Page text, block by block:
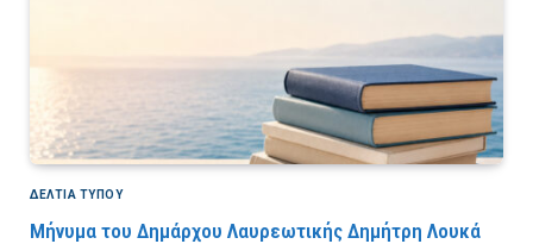
ΔΕΛΤΙΑ ΤΥΠΟΥ
Μήνυμα του Δημάρχου Λαυρεωτικής Δημήτρη Λουκά